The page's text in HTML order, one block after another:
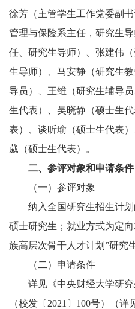
徐芳（主管学生工作党委副
管理与保险系主任，研究生
任、研究生导师）、张建伟
生导师）、马安静（研究生
导员）、王维（研究生辅导
生代表）、吴晓静（硕士生
表）、谈昕瑜（硕士生代表
葳（硕士生代表）。
二、参评对象和申请条件
（一）参评对象
纳入全国研究生招生计
硕士研究生；就业方式为定
族高层次骨干人才计划”研究
（二）申请条件
详见《中央财经大学研
（校发〔2021〕100号）（